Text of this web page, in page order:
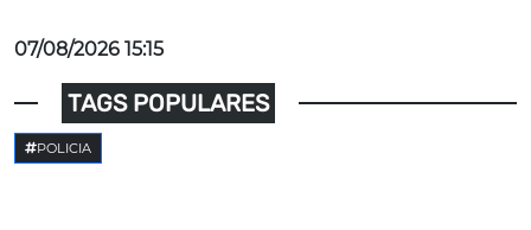
07/08/2026 15:15
TAGS POPULARES
POLICIA